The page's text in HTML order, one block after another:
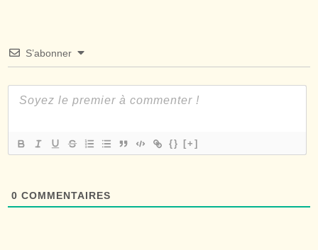
S’abonner
{} [+]
0 COMMENTAIRES